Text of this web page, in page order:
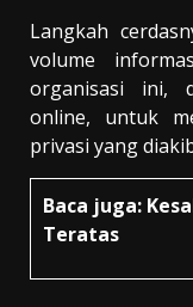
Langkah
volume
organisasi ini,
online, untuk
privasi yang
Baca juga:
Teratas